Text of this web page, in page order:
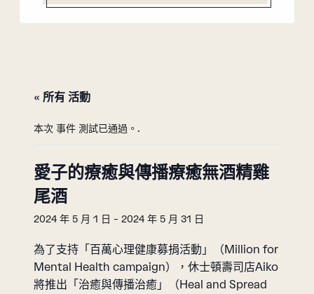
« 所有 活動
本次 事件 測試已通過。.
愛子的療癒與傳播療癒無酒精雞
尾酒
2024 年 5 月 1 日 - 2024 年 5 月 31 日
為了支持「百萬心理健康募捐活動」（Million for
Mental Health campaign），休士頓壽司店Aiko
將推出「治癒與傳播治癒」（Heal and Spread